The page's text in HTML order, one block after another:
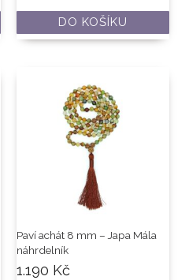
DO KOŠÍKU
Paví achát 8 mm – Japa Mála
náhrdelník
1.190 Kč